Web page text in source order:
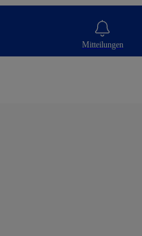
Mitteilungen